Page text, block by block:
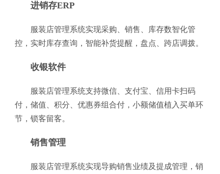
进销存ERP
服装店管理系统实现采购、销售、库存数智化管
控，实时库存查询，智能补货提醒，盘点、跨店调拨。
收银软件
服装店管理系统支持微信、支付宝、信用卡扫码
付，储值、积分、优惠券组合付，小额储值植入买单环
节，锁客留客。
销售管理
服装店管理系统实现导购销售业绩及提成管理，销